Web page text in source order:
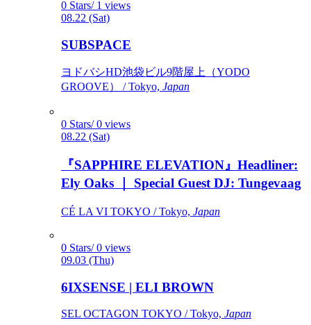
0 Stars/ 1 views
08.22 (Sat)
SUBSPACE
ヨドバシHD池袋ビル9階屋上（YODO
GROOVE） / Tokyo, Japan
0 Stars/ 0 views
08.22 (Sat)
『SAPPHIRE ELEVATION』Headliner:
Ely Oaks ｜ Special Guest DJ: Tungevaag
CÉ LA VI TOKYO / Tokyo, Japan
0 Stars/ 0 views
09.03 (Thu)
6IXSENSE | ELI BROWN
SEL OCTAGON TOKYO / Tokyo, Japan